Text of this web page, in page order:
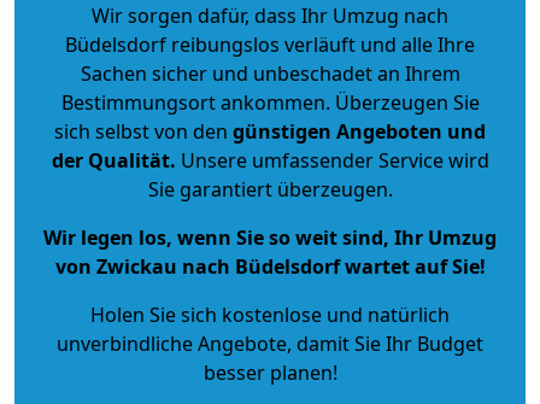
Wir sorgen dafür, dass Ihr Umzug nach
Büdelsdorf reibungslos verläuft und alle Ihre
Sachen sicher und unbeschadet an Ihrem
Bestimmungsort ankommen. Überzeugen Sie
sich selbst von den günstigen Angeboten und
der Qualität. Unsere umfassender Service wird
Sie garantiert überzeugen.
Wir legen los, wenn Sie so weit sind, Ihr Umzug
von Zwickau nach Büdelsdorf wartet auf Sie!
Holen Sie sich kostenlose und natürlich
unverbindliche Angebote, damit Sie Ihr Budget
besser planen!